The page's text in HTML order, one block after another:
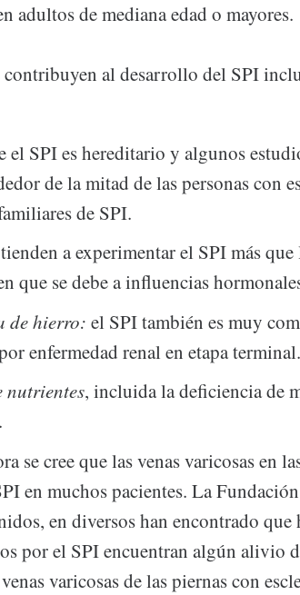
adultos de mediana edad o mayores.
contribuyen al desarrollo del SPI
el SPI es hereditario y algunos
de la mitad de las personas con
de SPI.
a experimentar el SPI más
que se debe a influencias
de hierro: el SPI también es muy
enfermedad renal en etapa terminal.
nutrientes, incluida la deficiencia de
se cree que las venas varicosas en
en muchos pacientes. La
en diversos han encontrado que
por el SPI encuentran algún alivio
varicosas de las piernas con